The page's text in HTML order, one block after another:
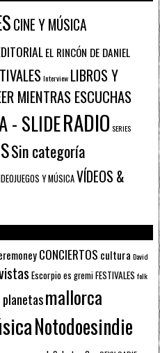
CINE Y MÚSICA
EL RINCÓN DE DANIEL
Interview LIBROS Y
MIENTRAS ESCUCHAS
- SLIDERADIO SERIES
Sin categoría
Y MÚSICAVÍDEOS &
CONCIERTOS cultura David
Escorpioes gremiFESTIVALES folk
planetasmallorca
Notodoesindie